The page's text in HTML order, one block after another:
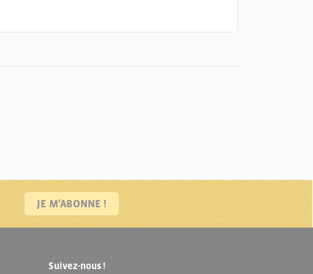
JE M'ABONNE !
Suivez-nous !